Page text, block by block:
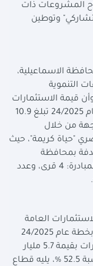
المشروعات ذات
وتوطين
الاسماعيلية،
التنموية
316 مشروعًا، وأن قيمة الاستثمارات
العامة الموجهة للمحافظة بخطة عام 24/2025 تبلغ 10.9
من خلال
"حياة كريمة"، حيث
بمحافظة
الاسماعيلية في المرحلة الأولى من المبادرة: 4 قرى، وعدد
العامة
المستهدفة بمحافظة الاسماعيلية بخطة عام 24/2025
حيث تستهدف الخطة توجيه استثمارات بقيمة 5.7 مليار
جنيه لقطاع هيئة قناة السويس بنسبة 52.5 %، يليه قطاع